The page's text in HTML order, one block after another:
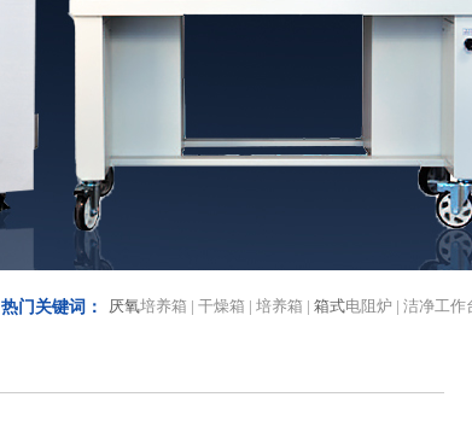
热门关键词： 厌氧培养箱 | 干燥箱 | 培养箱 | 箱式电阻炉 | 洁净工作